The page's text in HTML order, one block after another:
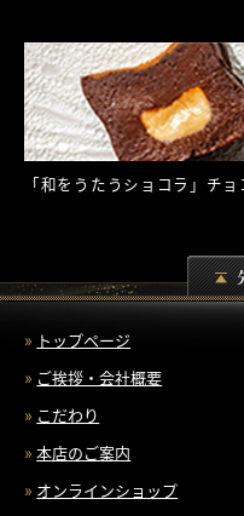
「和をうたうショコラ」チ
トップページ
ご挨拶・会社概要
こだわり
本店のご案内
オンラインショップ